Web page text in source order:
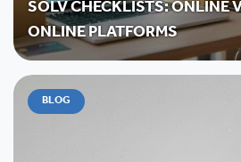
SOLV CHECKLISTS: ONLINE
ONLINE PLATFORMS
BLOG